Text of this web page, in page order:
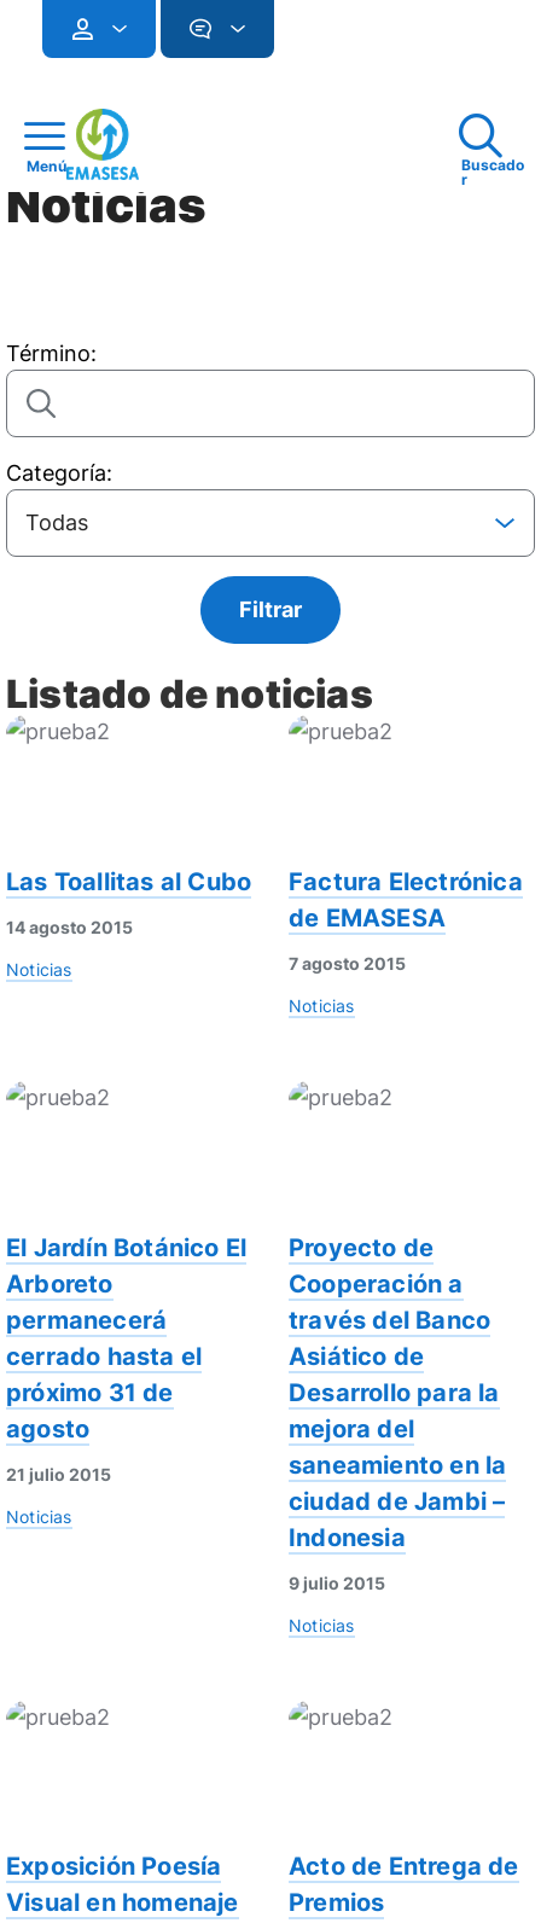
Menú
Buscado
r
Noticias
Término:
Categoría:
Listado de noticias
Las Toallitas al Cubo
14 agosto 2015
Noticias
Factura Electrónica
de EMASESA
7 agosto 2015
Noticias
El Jardín Botánico El
Arboreto
permanecerá
cerrado hasta el
próximo 31 de
agosto
21 julio 2015
Noticias
Proyecto de
Cooperación a
través del Banco
Asiático de
Desarrollo para la
mejora del
saneamiento en la
ciudad de Jambi –
Indonesia
9 julio 2015
Noticias
Exposición Poesía
Visual en homenaje
Acto de Entrega de
Premios